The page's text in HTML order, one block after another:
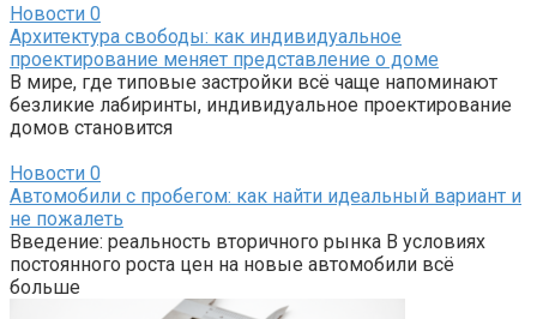
Новости 0
Архитектура свободы: как индивидуальное
проектирование меняет представление о доме
В мире, где типовые застройки всё чаще напоминают
безликие лабиринты, индивидуальное проектирование
домов становится
Новости 0
Автомобили с пробегом: как найти идеальный вариант и
не пожалеть
Введение: реальность вторичного рынка В условиях
постоянного роста цен на новые автомобили всё
больше